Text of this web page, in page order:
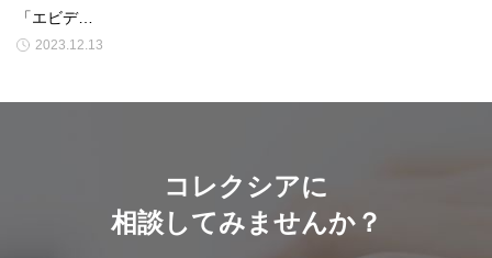
「エビデ…
2023.12.13
コレクシアに
相談してみませんか？